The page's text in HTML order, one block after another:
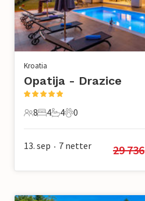
Kroatia
Opatija - Drazice
8 Gjester
8
4 Soverom
4
4 Bad
4
0 Kjæledyr
0
13. sep • 7 netter 29 736